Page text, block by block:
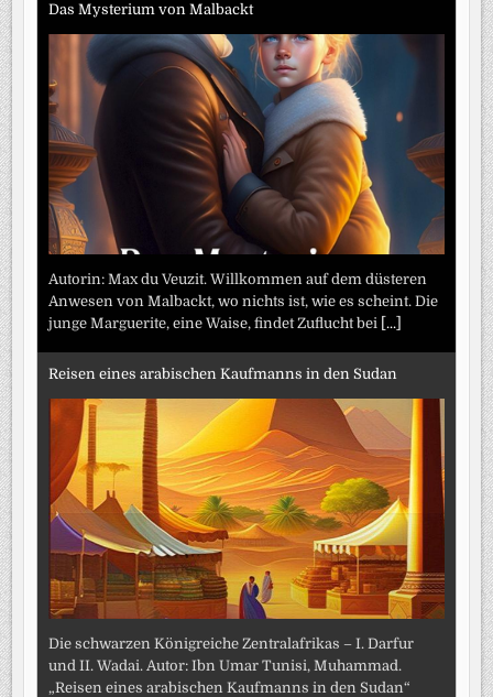
Das Mysterium von Malbackt
Autorin: Max du Veuzit. Willkommen auf dem düsteren
Anwesen von Malbackt, wo nichts ist, wie es scheint. Die
junge Marguerite, eine Waise, findet Zuflucht bei
[...]
Reisen eines arabischen Kaufmanns in den Sudan
Die schwarzen Königreiche Zentralafrikas – I. Darfur
und II. Wadai. Autor: Ibn Umar Tunisi, Muhammad.
„Reisen eines arabischen Kaufmanns in den Sudan“